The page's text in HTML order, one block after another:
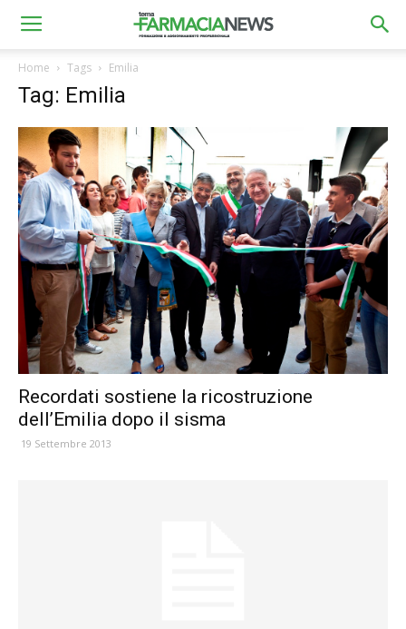
Home Tags Emilia
Tag: Emilia
Recordati sostiene la ricostruzione
dell’Emilia dopo il sisma
19 Settembre 2013